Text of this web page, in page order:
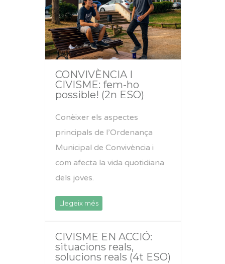
CONVIVÈNCIA I
CIVISME: fem-ho
possible! (2n ESO)
Conèixer els aspectes
principals de l’Ordenança
Municipal de Convivència i
com afecta la vida quotidiana
dels joves.
Llegeix més
CIVISME EN ACCIÓ:
situacions reals,
solucions reals (4t ESO)